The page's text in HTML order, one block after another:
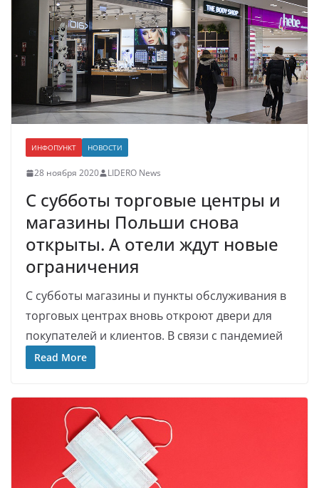
ИНФОПУНКТ НОВОСТИ
28 ноября 2020 LIDERO News
С субботы торговые центры и
магазины Польши снова
открыты. А отели ждут новые
ограничения
С субботы магазины и пункты обслуживания в
торговых центрах вновь откроют двери для
покупателей и клиентов. В связи с пандемией
Read More